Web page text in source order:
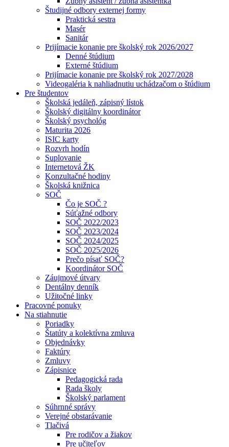
Študijné odbory externej formy
Praktická sestra
Masér
Sanitár
Prijímacie konanie pre školský rok 2026/2027
Denné štúdium
Externé štúdium
Prijímacie konanie pre školský rok 2027/2028
Videogaléria k nahliadnutiu uchádzačom o štúdium
Pre študentov
Školská jedáleň, zápisný lístok
Školský digitálny koordinátor
Školský psychológ
Maturita 2026
ISIC karty
Rozvrh hodín
Suplovanie
Internetová ŽK
Konzultačné hodiny
Školská knižnica
SOČ
Čo je SOČ ?
Súťažné odbory
SOČ 2022/2023
SOČ 2023/2024
SOČ 2024/2025
SOČ 2025/2026
Prečo písať SOČ?
Koordinátor SOČ
Záujmové útvary
Dentálny denník
Užitočné linky
Pracovné ponuky
Na stiahnutie
Poriadky
Štatúty a kolektívna zmluva
Objednávky
Faktúry
Zmluvy
Zápisnice
Pedagogická rada
Rada školy
Školský parlament
Súhrnné správy
Verejné obstarávanie
Tlačivá
Pre rodičov a žiakov
Pre učiteľov